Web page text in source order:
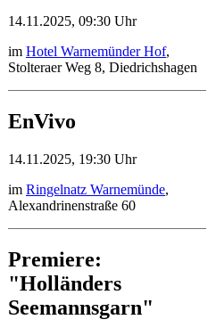
14.11.2025, 09:30 Uhr
im Hotel Warnemünder Hof,
Stolteraer Weg 8, Diedrichshagen
EnVivo
14.11.2025, 19:30 Uhr
im Ringelnatz Warnemünde,
Alexandrinenstraße 60
Premiere:
"Holländers
Seemannsgarn"